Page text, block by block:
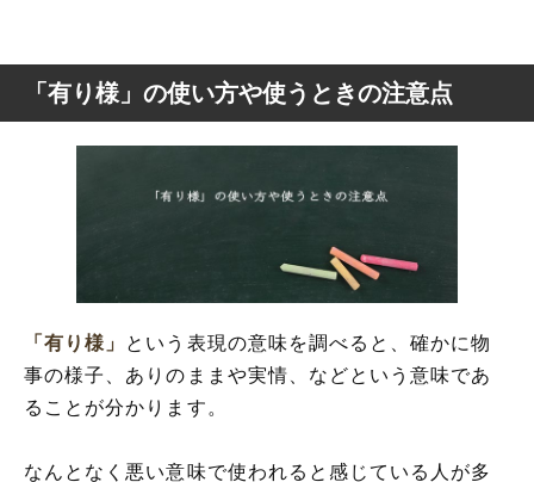
「有り様」の使い方や使うときの注意点
「有り様」 という表現の意味を調べると、確かに物
事の様子、ありのままや実情、などという意味であ
ることが分かります。
なんとなく悪い意味で使われると感じている人が多